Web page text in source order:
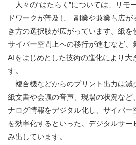
人々の“はたらく”については、リモ
ドワークが普及し、副業や兼業も広
き方の選択肢が広がっています。紙を
サイバー空間上への移行が進むなど、
AIをはじめとした技術の進化により大
す。
複合機などからのプリント出力は減
紙文書や会議の音声、現場の状況など
ナログ情報をデジタル化し、サイバー
を効率化するといった、デジタルサー
み出しています。